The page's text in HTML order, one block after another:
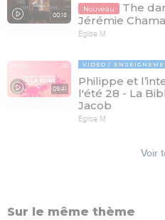
00:18
Nouveau
The
Jérémie
Eglise M
09:41
VIDÉO
Philippe et
l'été 28 - La
Jacob
Eglise M
Voir
Sur le même thème